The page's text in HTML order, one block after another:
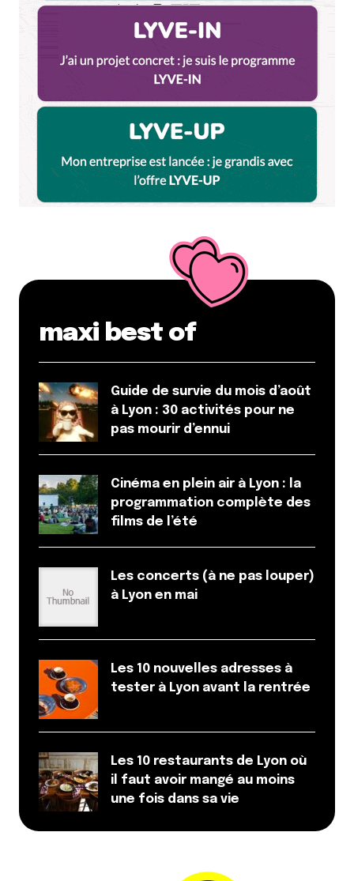
maxi best of
Guide de survie du mois d’août
à Lyon : 30 activités pour ne
pas mourir d’ennui
Cinéma en plein air à Lyon : la
programmation complète des
films de l’été
Les concerts (à ne pas louper)
à Lyon en mai
Les 10 nouvelles adresses à
tester à Lyon avant la rentrée
Les 10 restaurants de Lyon où
il faut avoir mangé au moins
une fois dans sa vie